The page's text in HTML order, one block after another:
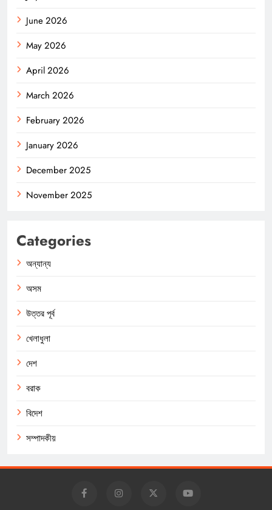
June 2026
May 2026
April 2026
March 2026
February 2026
January 2026
December 2025
November 2025
Categories
অন্যান্য
অসম
উত্তর পূর্ব
খেলাধুলা
দেশ
বরাক
বিদেশ
সম্পাদকীয়